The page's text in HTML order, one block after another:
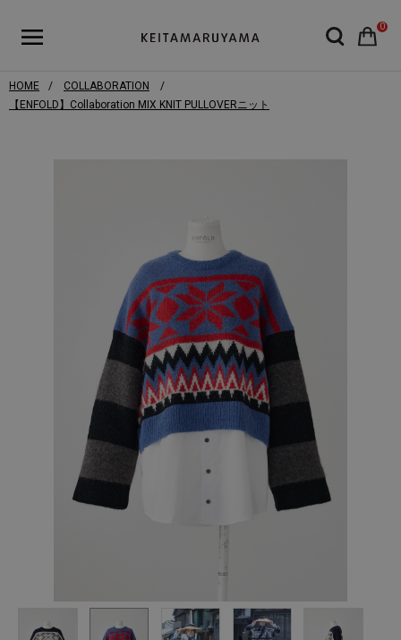
0
HOME
COLLABORATION
【ENFOLD】Collaboration MIX KNIT PULLOVERニット